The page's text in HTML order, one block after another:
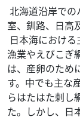
北海道沿岸で
室、釧路、日高
日本海におけ
漁業やえびこぎ
は、産卵のため
す。中でも主な
らはたはた刺し
た。しかし、日